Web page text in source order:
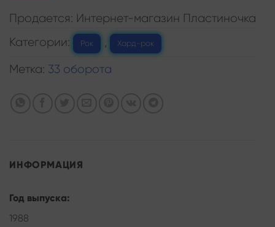
Продается: Интернет-магазин Пластиночка
Категории:
Рок , Хард-рок
Метка: 33 оборота
ИНФОРМАЦИЯ
Год выпуска:
1988